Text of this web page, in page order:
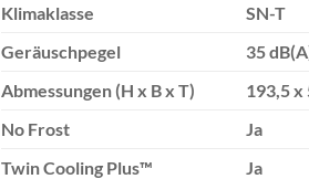
Klimaklasse
SN-T
Geräuschpegel
35
Abmessungen (H x B x T)
193,5 x
No Frost
Ja
Twin Cooling Plus™
Ja